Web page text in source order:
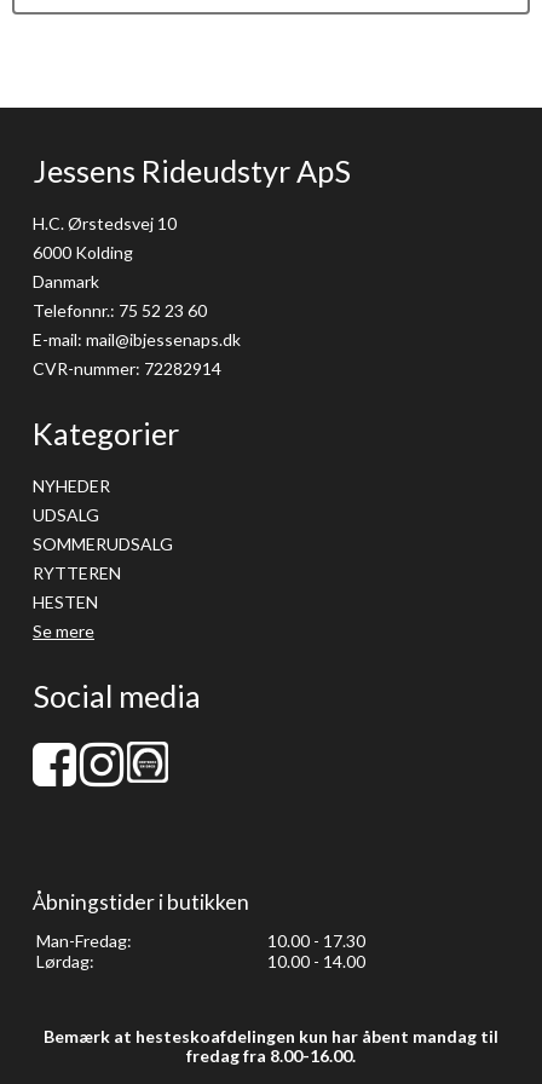
Jessens Rideudstyr ApS
H.C. Ørstedsvej 10
6000 Kolding
Danmark
Telefonnr.: 75 52 23 60
E-mail: mail@ibjessenaps.dk
CVR-nummer: 72282914
Kategorier
NYHEDER
UDSALG
SOMMERUDSALG
RYTTEREN
HESTEN
Se mere
Social media
Åbningstider i butikken
Man-Fredag:
10.00 - 17.30
Lørdag:
10.00 - 14.00
Bemærk at hesteskoafdelingen kun har åbent mandag til
fredag fra 8.00-16.00.